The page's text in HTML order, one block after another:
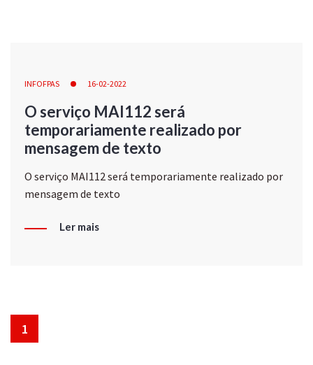
INFOFPAS 16-02-2022
O serviço MAI112 será
temporariamente realizado por
mensagem de texto
O serviço MAI112 será temporariamente realizado por
mensagem de texto
Ler mais
1